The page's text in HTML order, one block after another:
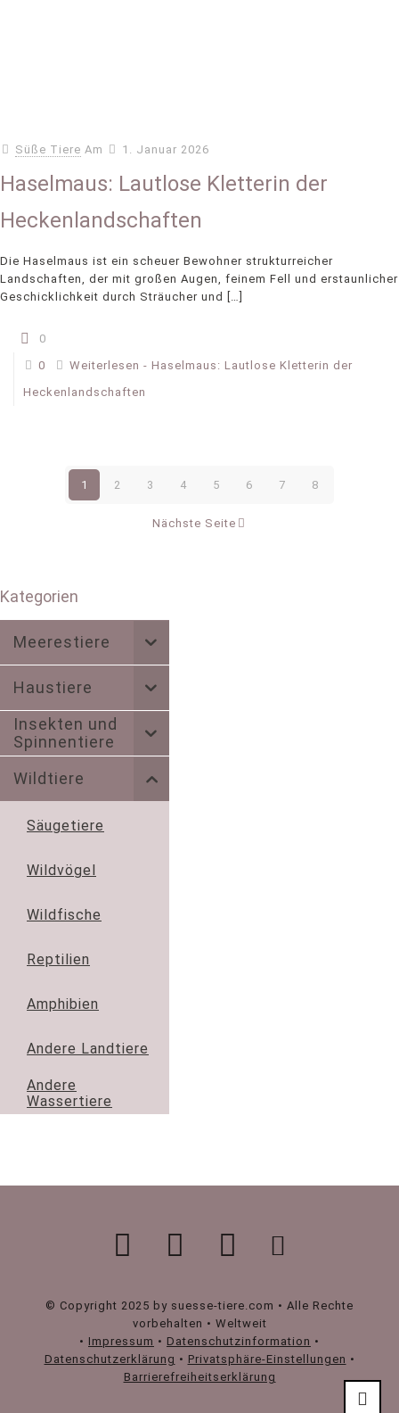
Süße Tiere Am 1. Januar 2026
Haselmaus: Lautlose Kletterin der
Heckenlandschaften
Die Haselmaus ist ein scheuer Bewohner strukturreicher
Landschaften, der mit großen Augen, feinem Fell und erstaunlicher
Geschicklichkeit durch Sträucher und
[…]
0
0
Weiterlesen - Haselmaus: Lautlose Kletterin der
Heckenlandschaften
1 2 3 4 5 6 7 8
Nächste Seite
Kategorien
Meerestiere
Haustiere
Insekten und
Spinnentiere
Wildtiere
Säugetiere
Wildvögel
Wildfische
Reptilien
Amphibien
Andere Landtiere
Andere
Wassertiere
© Copyright 2025 by suesse-tiere.com • Alle Rechte
vorbehalten • Weltweit
• Impressum • Datenschutzinformation •
Datenschutzerklärung • Privatsphäre-Einstellungen •
Barrierefreiheitserklärung